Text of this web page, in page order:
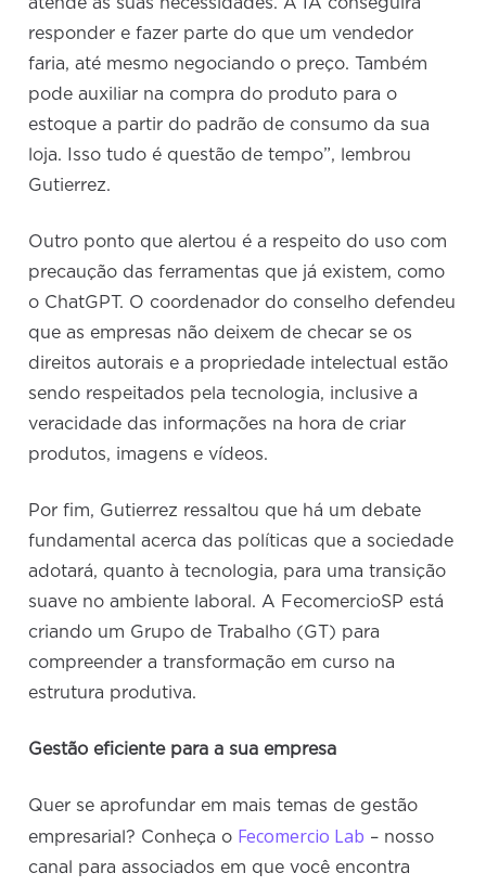
responder e fazer parte do que um vendedor
faria, até mesmo negociando o preço. Também
pode auxiliar na compra do produto para o
estoque a partir do padrão de consumo da sua
loja. Isso tudo é questão de tempo”, lembrou
Gutierrez.
Outro ponto que alertou é a respeito do uso com
precaução das ferramentas que já existem, como
o ChatGPT. O coordenador do conselho defendeu
que as empresas não deixem de checar se os
direitos autorais e a propriedade intelectual estão
sendo respeitados pela tecnologia, inclusive a
veracidade das informações na hora de criar
produtos, imagens e vídeos.
Por fim, Gutierrez ressaltou que há um debate
fundamental acerca das políticas que a sociedade
adotará, quanto à tecnologia, para uma transição
suave no ambiente laboral. A FecomercioSP está
criando um Grupo de Trabalho (GT) para
compreender a transformação em curso na
estrutura produtiva.
Gestão eficiente para a sua empresa
Quer se aprofundar em mais temas de gestão
empresarial? Conheça o Fecomercio Lab – nosso
canal para associados em que você encontra